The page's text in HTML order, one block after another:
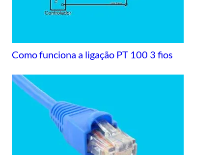
Como funciona a ligação PT 100 3 fios